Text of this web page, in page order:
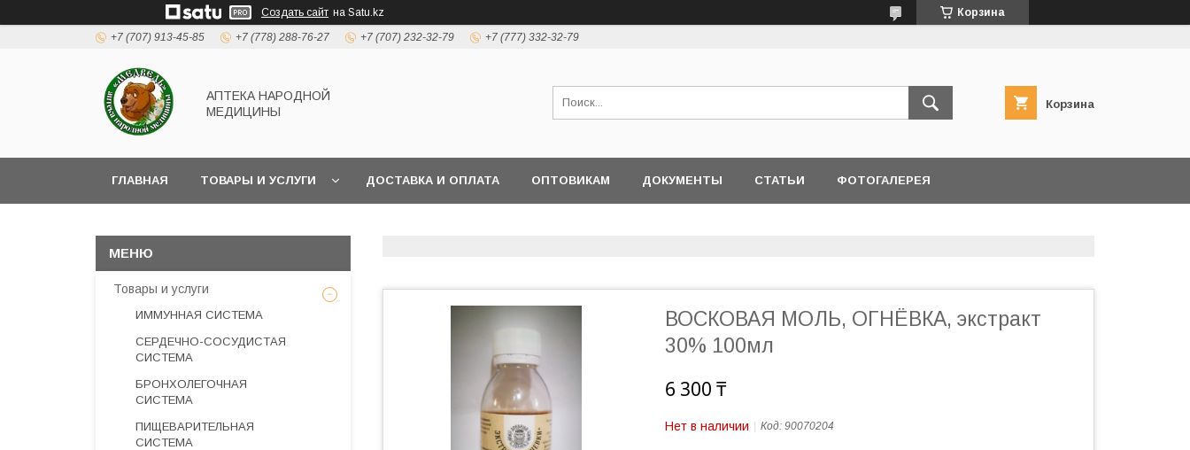
Создать сайт на Satu.kz Корзина
+7 (707) 913-45-85 +7 (778) 288-76-27 +7 (707) 232-32-79 +7 (777) 332-32-79
АПТЕКА НАРОДНОЙ
МЕДИЦИНЫ
Корзина
ГЛАВНАЯ ТОВАРЫ И УСЛУГИ ДОСТАВКА И ОПЛАТА ОПТОВИКАМ ДОКУМЕНТЫ СТАТЬИ ФОТОГАЛЕРЕЯ
ВОСКОВАЯ МОЛЬ, ОГНЁВКА, экстракт
30% 100мл
6 300 ₸
Нет в наличии Код: 90070204
Товары и услуги
ИММУННАЯ СИСТЕМА
СЕРДЕЧНО-СОСУДИСТАЯ
СИСТЕМА
БРОНХОЛЕГОЧНАЯ
СИСТЕМА
ПИЩЕВАРИТЕЛЬНАЯ
СИСТЕМА